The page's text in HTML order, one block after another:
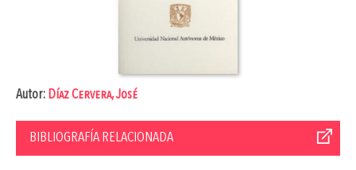
Autor: Díaz Cervera, José
BIBLIOGRAFÍA RELACIONADA